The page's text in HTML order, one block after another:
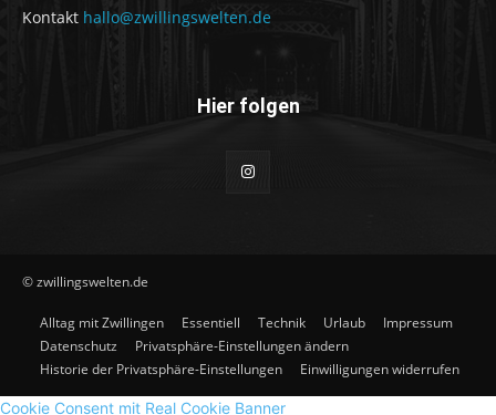
Kontakt hallo@zwillingswelten.de
Hier folgen
© zwillingswelten.de
Alltag mit Zwillingen Essentiell Technik Urlaub
Impressum
Datenschutz
Privatsphäre-Einstellungen ändern
Historie der Privatsphäre-Einstellungen
Einwilligungen widerrufen
Cookie Consent mit Real Cookie Banner